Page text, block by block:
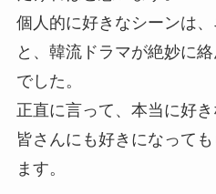
個人的に好きなシーンは
と、韓流ドラマが絶妙に
でした。
正直に言って、本当に好き
皆さんにも好きになって
ます。